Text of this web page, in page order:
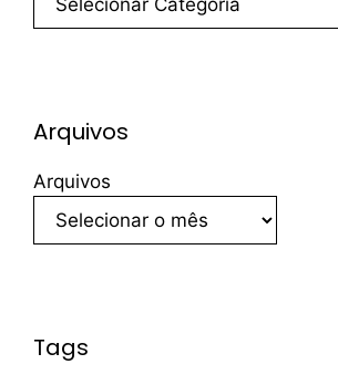
Arquivos
Arquivos
Tags